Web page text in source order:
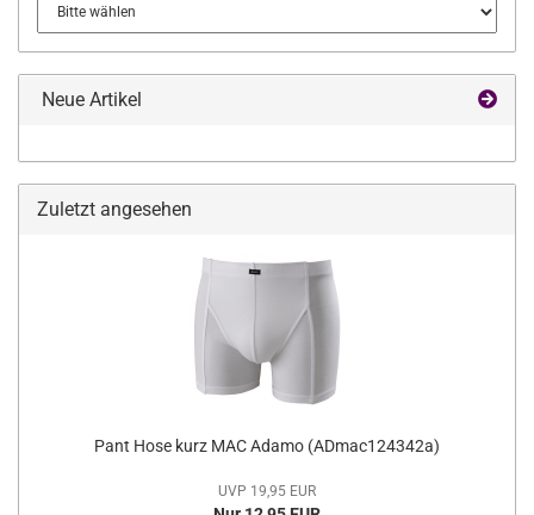
Neue Artikel
Zuletzt angesehen
Pant Hose kurz MAC Adamo (ADmac124342a)
UVP 19,95 EUR